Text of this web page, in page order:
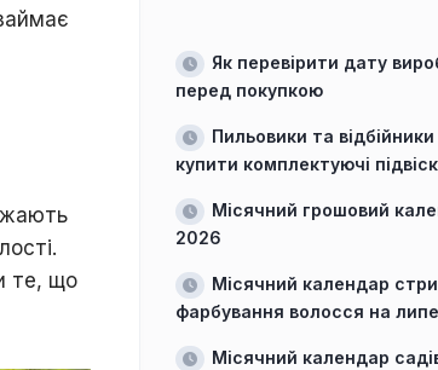
тe, щo
Як перевірити дату
перед покупкою
Пильовики та
купити комплектуючі
Місячний грошовий
2026
Місячний календар
фарбування волосся на
Місячний календар